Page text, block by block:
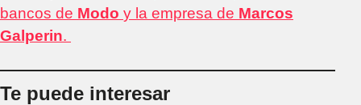
bancos de Modo y la empresa de Marcos
Galperin.
Te puede interesar